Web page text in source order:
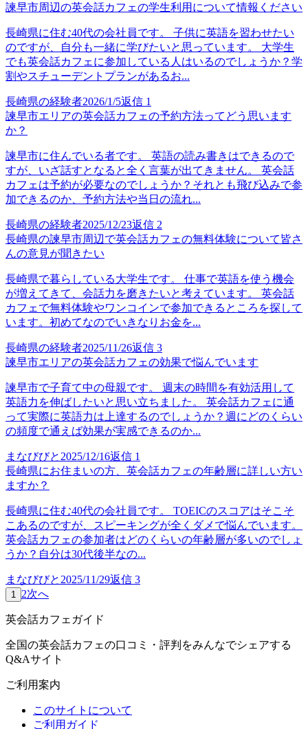
諫早市周辺の英会話カフェの学生利用について情報ください
長崎県に住む40代の会社員です。 子供に英語を習わせたい
のですが、自分も一緒に学びたいと思っています。 大学生
でも英会話カフェに参加している人はいるのでしょうか？学
割やスチューデントプランがあるお...
長崎県の経験者2026/1/5返信 1
諫早市エリアの英会話カフェの予約方法ってどう思います
か？
諫早市に住んでいる者です。 英語の読み書きはできるので
すが、いざ話すとなると全く言葉が出てきません。 英会話
カフェは予約が必要なのでしょうか？それとも飛び込みで参
加できるのか、予約方法や当日の流れ...
長崎県の経験者2025/12/23返信 2
長崎県の諫早市周辺で英会話カフェの無料体験について皆さ
んの意見が聞きたい
長崎県で暮らしている大学生です。 仕事で英語を使う機会
が増えてきて、会話力を磨きたいと考えています。 英会話
カフェで無料体験やワンコインで参加できるところを探して
います。初めてなのでいきなりお金を...
長崎県の経験者2025/11/26返信 3
諫早市エリアの英会話カフェの効果で悩んでいます
諫早市で子育て中の母親です。 週末の時間を有効活用して
英語力を伸ばしたいと思い立ちました。 英会話カフェに通
って実際に英語力は上達するのでしょうか？週にどのくらい
の頻度で通えば効果が実感できるのか...
まなびびと 2025/12/16返信 1
長崎県にお住まいの方、英会話カフェの年齢層に詳しい方い
ますか？
長崎県に住む40代の会社員です。 TOEICのスコアはそこそ
こあるのですが、スピーキングが全くダメで悩んでいます。
英会話カフェの参加者はどのくらいの年齢層が多いのでしょ
うか？自分は30代後半なの...
まなびびと 2025/11/29返信 3
1 2次へ
英会話カフェガイド
全国の英会話カフェの口コミ・評判をみんなでシェアする
Q&Aサイト
ご利用案内
このサイトについて
ご利用ガイド